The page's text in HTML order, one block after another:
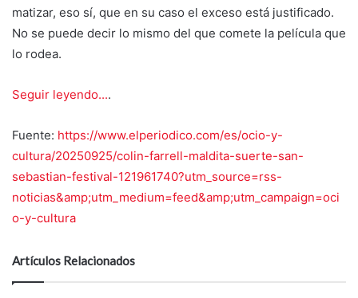
matizar, eso sí, que en su caso el exceso está justificado.
No se puede decir lo mismo del que comete la película que
lo rodea.
Seguir leyendo....
Fuente: https://www.elperiodico.com/es/ocio-y-
cultura/20250925/colin-farrell-maldita-suerte-san-
sebastian-festival-121961740?utm_source=rss-
noticias&amp;utm_medium=feed&amp;utm_campaign=oci
o-y-cultura
Artículos Relacionados